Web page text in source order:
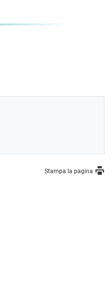
Stampa la pagina